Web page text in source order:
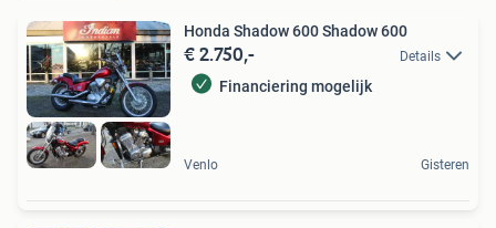
Honda Shadow 600 Shadow 600
€ 2.750,- Details
Financiering mogelijk
Venlo Gisteren